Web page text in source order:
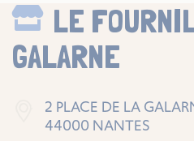
LE
GALARNE
2 PLACE DE LA
44000 NANTES